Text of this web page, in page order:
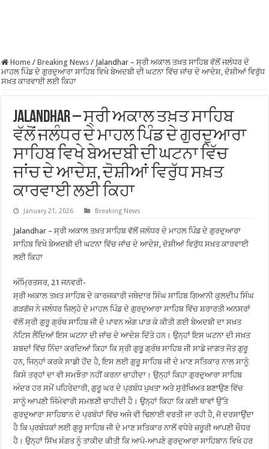
Home / Breaking News / Jalandhar – ਸ੍ਰੀ ਅਕਾਲ ਤਖ਼ਤ ਸਾਹਿਬ ਵੱਲੋਂ ਜਲੰਧਰ ਦੇ
ਮਾਹਲ ਪਿੰਡ ਦੇ ਗੁਰਦੁਆਰਾ ਸਾਹਿਬ ਵਿਖੇ ਬੇਅਦਬੀ ਦੀ ਘਟਨਾ ਵਿੱਚ ਜਾਂਚ ਦੇ ਆਦੇਸ਼, ਦੋਸ਼ੀਆਂ ਵਿਰੁੱਧ
ਸਖ਼ਤ ਕਾਰਵਾਈ ਲਈ ਕਿਹਾ
Jalandhar – ਸ੍ਰੀ ਅਕਾਲ ਤਖ਼ਤ ਸਾਹਿਬ
ਵੱਲੋਂ ਜਲੰਧਰ ਦੇ ਮਾਹਲ ਪਿੰਡ ਦੇ ਗੁਰਦੁਆਰਾ
ਸਾਹਿਬ ਵਿਖੇ ਬੇਅਦਬੀ ਦੀ ਘਟਨਾ ਵਿੱਚ
ਜਾਂਚ ਦੇ ਆਦੇਸ਼, ਦੋਸ਼ੀਆਂ ਵਿਰੁੱਧ ਸਖ਼ਤ
ਕਾਰਵਾਈ ਲਈ ਕਿਹਾ
January 21, 2026 Breaking News
Jalandhar – ਸ੍ਰੀ ਅਕਾਲ ਤਖ਼ਤ ਸਾਹਿਬ ਵੱਲੋਂ ਜਲੰਧਰ ਦੇ ਮਾਹਲ ਪਿੰਡ ਦੇ ਗੁਰਦੁਆਰਾ
ਸਾਹਿਬ ਵਿਖੇ ਬੇਅਦਬੀ ਦੀ ਘਟਨਾ ਵਿੱਚ ਜਾਂਚ ਦੇ ਆਦੇਸ਼, ਦੋਸ਼ੀਆਂ ਵਿਰੁੱਧ ਸਖ਼ਤ ਕਾਰਵਾਈ
ਲਈ ਕਿਹਾ
ਅੰਮ੍ਰਿਤਸਰ, 21 ਜਨਵਰੀ-
ਸ੍ਰੀ ਅਕਾਲ ਤਖ਼ਤ ਸਾਹਿਬ ਦੇ ਕਾਰਜਕਾਰੀ ਜਥੇਦਾਰ ਸਿੰਘ ਸਾਹਿਬ ਗਿਆਨੀ ਕੁਲਦੀਪ ਸਿੰਘ
ਗੜਗੱਜ ਨੇ ਜਲੰਧਰ ਜ਼ਿਲ੍ਹੇ ਦੇ ਮਾਹਲ ਪਿੰਡ ਦੇ ਗੁਰਦੁਆਰਾ ਸਾਹਿਬ ਵਿੱਚ ਸ਼ਰਾਰਤੀ ਅਨਸਰਾਂ
ਵੱਲੋਂ ਸ੍ਰੀ ਗੁਰੂ ਗ੍ਰੰਥ ਸਾਹਿਬ ਜੀ ਦੇ ਪਾਵਨ ਅੰਗ ਪਾੜ ਕੇ ਕੀਤੀ ਗਈ ਬੇਅਦਬੀ ਦਾ ਸਖ਼ਤ
ਨੋਟਿਸ ਲੈਂਦਿਆਂ ਇਸ ਘਟਨਾ ਦੀ ਜਾਂਚ ਦੇ ਆਦੇਸ਼ ਦਿੱਤੇ ਹਨ। ਉਨ੍ਹਾਂ ਇਸ ਘਟਨਾ ਦੀ ਸਖ਼ਤ
ਸ਼ਬਦਾਂ ਵਿੱਚ ਨਿੰਦਾ ਕਰਦਿਆਂ ਕਿਹਾ ਕਿ ਸ੍ਰੀ ਗੁਰੂ ਗ੍ਰੰਥ ਸਾਹਿਬ ਜੀ ਸਾਡੇ ਜਾਗਤ ਜੋਤ ਗੁਰੂ
ਹਨ, ਜਿਨ੍ਹਾਂ ਕਰਕੇ ਸਾਡੀ ਹੋਂਦ ਹੈ, ਇਸ ਲਈ ਗੁਰੂ ਸਾਹਿਬ ਜੀ ਦੇ ਮਾਣ ਸਤਿਕਾਰ ਨਾਲ ਸਾਨੂੰ
ਕਿਸੇ ਤਰ੍ਹਾਂ ਦਾ ਵੀ ਸਮਝੌਤਾ ਨਹੀਂ ਕਰਨਾ ਚਾਹੀਦਾ। ਉਨ੍ਹਾਂ ਕਿਹਾ ਗੁਰਦੁਆਰਾ ਸਾਹਿਬ
ਅੰਦਰ ਹਰ ਸਮੇਂ ਪਹਿਰੇਦਾਰੀ, ਗੁਰੂ ਘਰ ਦੇ ਪ੍ਰਬੰਧ ਪੁਖਤਾ ਅਤੇ ਸੁਰੱਖਿਅਤ ਬਣਾਉਣ ਵਿੱਚ
ਸਾਨੂੰ ਆਪਣੀ ਜਿੰਮੇਵਾਰੀ ਸਮਝਣੀ ਚਾਹੀਦੀ ਹੈ। ਉਨ੍ਹਾਂ ਕਿਹਾ ਕਿ ਕਈ ਥਾਵਾਂ ਉੱਤੇ
ਗੁਰਦੁਆਰਾ ਸਾਹਿਬਾਨ ਦੇ ਪ੍ਰਬੰਧਾਂ ਵਿੱਚ ਅਜੇ ਵੀ ਢਿਲਾਈ ਵਰਤੀ ਜਾ ਰਹੀ ਹੈ, ਜੋ ਦਰਸਾਉਂਦਾ
ਹੈ ਕਿ ਪ੍ਰਬੰਧਕਾਂ ਲਈ ਗੁਰੂ ਸਾਹਿਬ ਜੀ ਦੇ ਮਾਣ ਸਤਿਕਾਰ ਨਾਲੋਂ ਵਧੇਰੇ ਜ਼ਰੂਰੀ ਆਪਣੀ ਚੌਧਰ
ਹੈ। ਉਨ੍ਹਾਂ ਸਿੱਖ ਸੰਗਤ ਨੂੰ ਤਾਕੀਦ ਕੀਤੀ ਕਿ ਆਪੋ-ਆਪਣੇ ਗੁਰਦੁਆਰਾ ਸਾਹਿਬਾਨ ਵਿਖੇ ਹਰ